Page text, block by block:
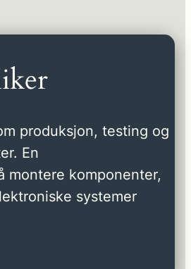
produksjon, testing og
En
montere komponenter,
systemer